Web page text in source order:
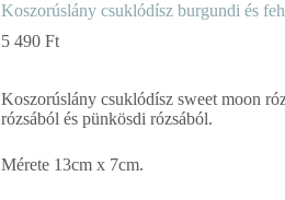
Koszorúslány csuklódísz burgundi és
5 490Ft
Koszorúslány csuklódísz sweet moon
rózsából és pünkösdi rózsából.
Mérete 13cm x 7cm.